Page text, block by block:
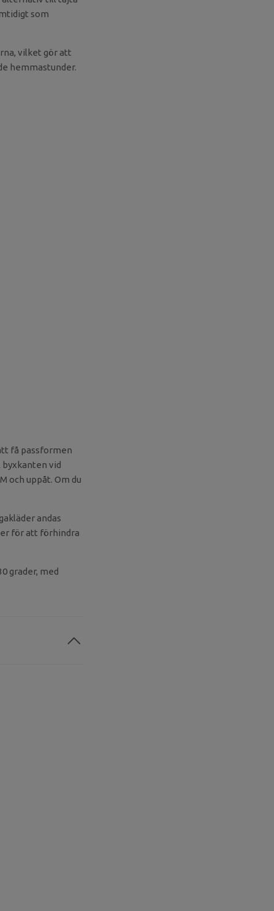
som
vilket gör att
hemmastunder.
få passformen
vid
och uppåt. Om du
andas
för att förhindra
grader, med